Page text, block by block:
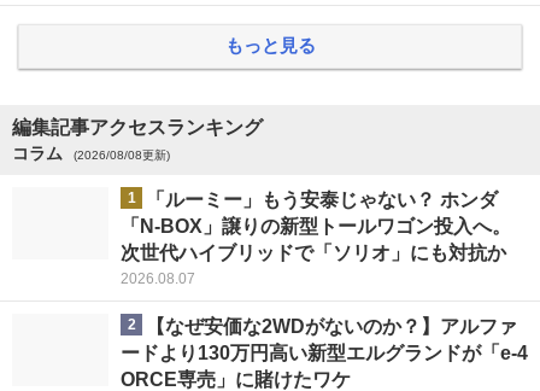
もっと見る
編集記事アクセスランキング
コラム (2026/08/08更新)
1
「ルーミー」もう安泰じゃない？ ホンダ
「N-BOX」譲りの新型トールワゴン投入へ。
次世代ハイブリッドで「ソリオ」にも対抗か
2026.08.07
2
【なぜ安価な2WDがないのか？】アルファ
ードより130万円高い新型エルグランドが「e-4
ORCE専売」に賭けたワケ